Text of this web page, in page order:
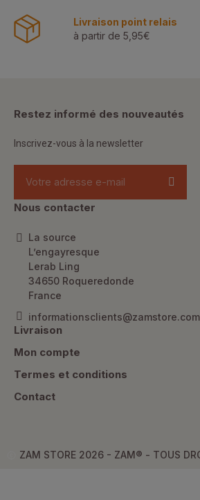
Livraison point relais
à partir de 5,95€
Restez informé des nouveautés
Inscrivez-vous à la newsletter
Nous contacter
La source
L’engayresque
Lerab Ling
34650 Roqueredonde
France
informationsclients@zamstore.com
Livraison
Mon compte
Termes et conditions
Contact
ZAM STORE 2026 - ZAM® - TOUS